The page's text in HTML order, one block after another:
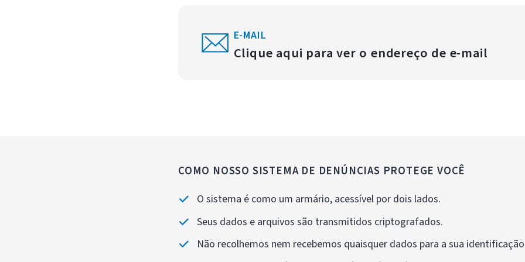
E-MAIL
Clique aqui para ver o endereço de e-mail
COMO NOSSO SISTEMA DE DENÚNCIAS PROTEGE VOCÊ
O sistema é como um armário, acessível por dois lados.
Seus dados e arquivos são transmitidos criptografados.
Não recolhemos nem recebemos quaisquer dados para a sua